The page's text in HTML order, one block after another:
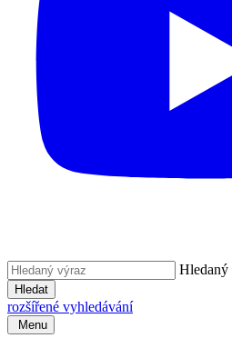
Hledaný
Hledat
rozšířené vyhledávání
Menu